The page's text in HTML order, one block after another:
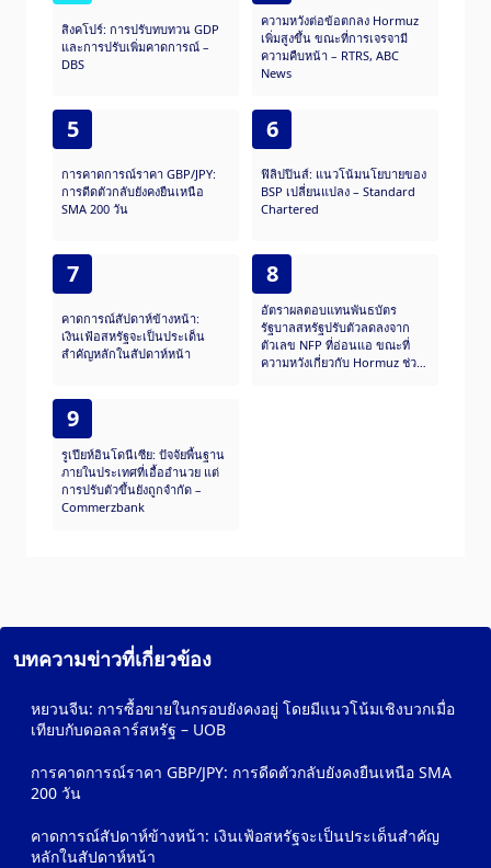
สิงคโปร์: การปรับทบทวน GDP
และการปรับเพิ่มคาดการณ์ –
DBS
ความหวังต่อข้อตกลง Hormuz
เพิ่มสูงขึ้น ขณะที่การเจรจามี
ความคืบหน้า – RTRS, ABC
News
5
การคาดการณ์ราคา GBP/JPY:
การดีดตัวกลับยังคงยืนเหนือ
SMA 200 วัน
6
ฟิลิปปินส์: แนวโน้มนโยบายของ
BSP เปลี่ยนแปลง – Standard
Chartered
7
คาดการณ์สัปดาห์ข้างหน้า:
เงินเฟ้อสหรัฐจะเป็นประเด็น
สำคัญหลักในสัปดาห์หน้า
8
อัตราผลตอบแทนพันธบัตร
รัฐบาลสหรัฐปรับตัวลดลงจาก
ตัวเลข NFP ที่อ่อนแอ ขณะที่
ความหวังเกี่ยวกับ Hormuz ช่วย
9
รูเปียห์อินโดนีเซีย: ปัจจัยพื้นฐาน
ภายในประเทศที่เอื้ออำนวย แต่
การปรับตัวขึ้นยังถูกจำกัด –
Commerzbank
บทความข่าวที่เกี่ยวข้อง
หยวนจีน: การซื้อขายในกรอบยังคงอยู่ โดยมีแนวโน้มเชิงบวกเมื่อ
เทียบกับดอลลาร์สหรัฐ – UOB
การคาดการณ์ราคา GBP/JPY: การดีดตัวกลับยังคงยืนเหนือ SMA
200 วัน
คาดการณ์สัปดาห์ข้างหน้า: เงินเฟ้อสหรัฐจะเป็นประเด็นสำคัญ
หลักในสัปดาห์หน้า